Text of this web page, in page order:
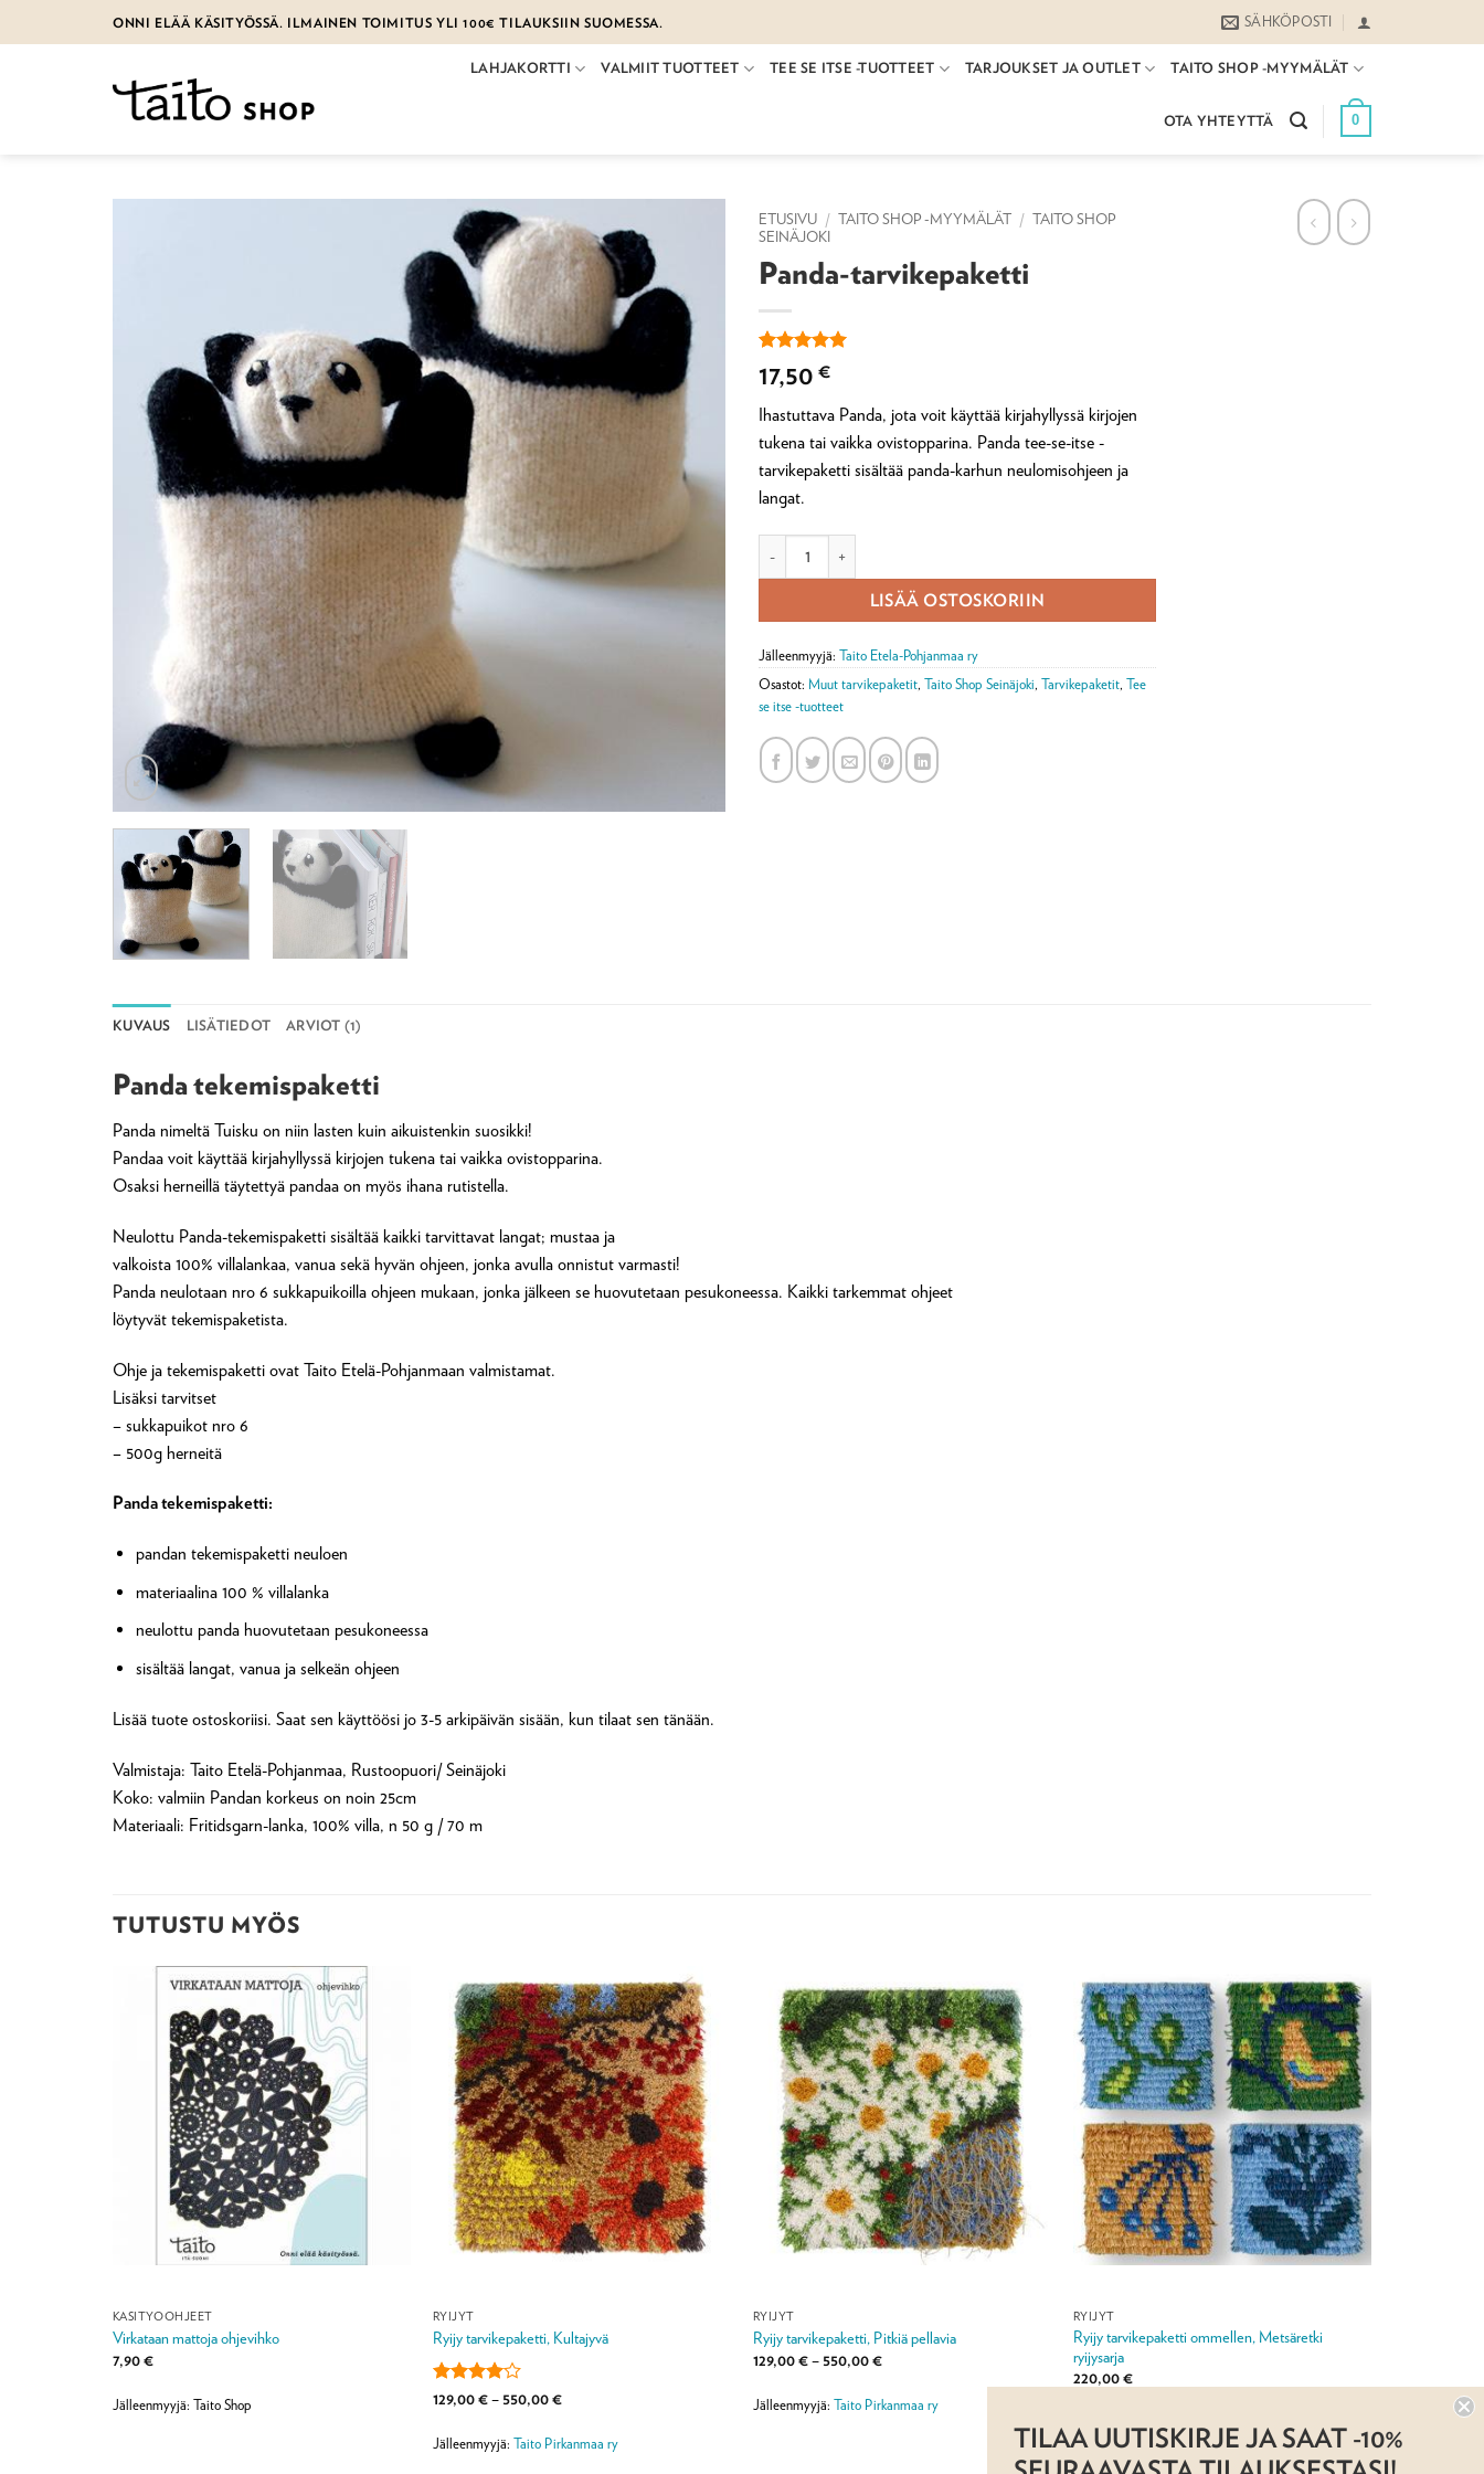
to
ONNI ELÄÄ KÄSITYÖSSÄ. ILMAINEN TOIMITUS YLI 100€ TILAUKSIIN SUOMESSA. SÄHKÖPOSTI
LAHJAKORTTI VALMIIT TUOTTEET TEE SE ITSE -TUOTTEET TARJOUKSET JA OUTLET TAITO SHOP -MYYMÄLÄT
OTA YHTEYTTÄ 0
ETUSIVU / TAITO SHOP -MYYMÄLÄT / TAITO SHOP
SEINÄJOKI
Panda-tarvikepaketti
Arvio5
5:stä
1
asiakkaan
arvotukseen.
17,50 €
Ihastuttava Panda, jota voit käyttää kirjahyllyssä kirjojen
tukena tai vaikka ovistopparina. Panda tee-se-itse -
tarvikepaketti sisältää panda-karhun neulomisohjeen ja
langat.
LISÄÄ OSTOSKORIIN
Jälleenmyyjä: Taito Etela-Pohjanmaa ry
Osastot: Muut tarvikepaketit, Taito Shop Seinäjoki, Tarvikepaketit, Tee
se itse -tuotteet
KUVAUS LISÄTIEDOT ARVIOT (1)
Panda tekemispaketti
Panda nimeltä Tuisku on niin lasten kuin aikuistenkin suosikki!
Pandaa voit käyttää kirjahyllyssä kirjojen tukena tai vaikka ovistopparina.
Osaksi herneillä täytettyä pandaa on myös ihana rutistella.
Neulottu Panda-tekemispaketti sisältää kaikki tarvittavat langat; mustaa ja
valkoista 100% villalankaa, vanua sekä hyvän ohjeen, jonka avulla onnistut varmasti!
Panda neulotaan nro 6 sukkapuikoilla ohjeen mukaan, jonka jälkeen se huovutetaan pesukoneessa. Kaikki tarkemmat ohjeet
löytyvät tekemispaketista.
Ohje ja tekemispaketti ovat Taito Etelä-Pohjanmaan valmistamat.
Lisäksi tarvitset
– sukkapuikot nro 6
– 500g herneitä
Panda tekemispaketti:
pandan tekemispaketti neuloen
materiaalina 100 % villalanka
neulottu panda huovutetaan pesukoneessa
sisältää langat, vanua ja selkeän ohjeen
Lisää tuote ostoskoriisi. Saat sen käyttöösi jo 3-5 arkipäivän sisään, kun tilaat sen tänään.
Valmistaja: Taito Etelä-Pohjanmaa, Rustoopuori/ Seinäjoki
Koko: valmiin Pandan korkeus on noin 25cm
Materiaali: Fritidsgarn-lanka, 100% villa, n 50 g / 70 m
TUTUSTU MYÖS
KÄSITYÖOHJEET
Virkataan mattoja ohjevihko
7,90€
Jälleenmyyjä: Taito Shop
RYIJYT
Ryijy tarvikepaketti, Kultajyvä
Arvostelu
129,00€– 550,00€Hintaluokka:
550,00 €
Jälleenmyyjä: Taito Pirkanmaa ry
RYIJYT
Ryijy tarvikepaketti, Pitkiä pellavia
129,00€– 550,00€Hintaluokka:
550,00 €
Jälleenmyyjä: Taito Pirkanmaa ry
RYIJYT
Ryijy tarvikepaketti ommellen, Metsäretki
ryijysarja
220,00€
TILAA UUTISKIRJE JA SAAT -10%